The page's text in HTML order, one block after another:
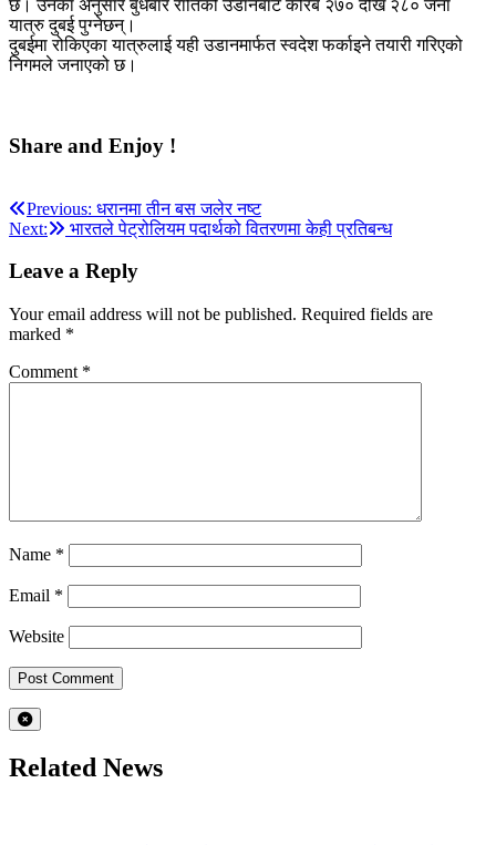
छ। उनका अनुसार बुधबार रातिको उडानबाट करिब २७० देखि २८० जना
यात्रु दुबई पुग्नेछन्।
दुबईमा रोकिएका यात्रुलाई यही उडानमार्फत स्वदेश फर्काइने तयारी गरिएको
निगमले जनाएको छ।
Share and Enjoy !
Post
navigation
Previous: धरानमा तीन बस जलेर नष्ट
Next:
भारतले पेट्रोलियम पदार्थको वितरणमा केही प्रतिबन्ध
Leave a Reply
Your email address will not be published. Required fields are
marked *
Comment *
Name *
Email *
Website
Related News